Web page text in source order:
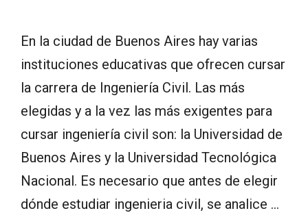
En la ciudad de Buenos Aires hay varias
instituciones educativas que ofrecen cursar
la carrera de Ingeniería Civil. Las más
elegidas y a la vez las más exigentes para
cursar ingeniería civil son: la Universidad de
Buenos Aires y la Universidad Tecnológica
Nacional. Es necesario que antes de elegir
dónde estudiar ingenieria civil, se analice …